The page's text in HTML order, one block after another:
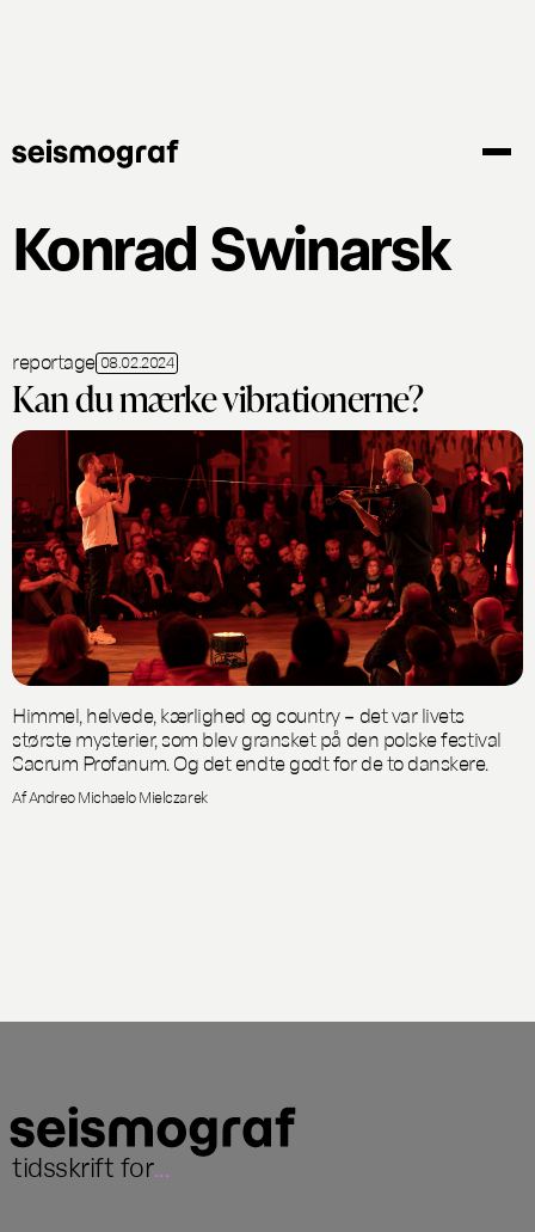
Konrad Swinarsk
reportage 08.02.2024
Kan du mærke vibrationerne?
Himmel, helvede, kærlighed og country – det var livets
største mysterier, som blev gransket på den polske festival
Sacrum Profanum. Og det endte godt for de to danskere.
Af Andreo Michaelo Mielczarek
tidsskrift for...